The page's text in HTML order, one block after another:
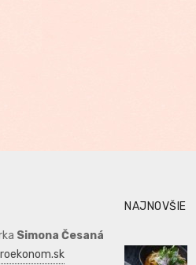
Simona Česaná
NAJNOVŠIE